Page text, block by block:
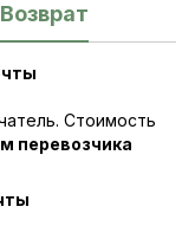
Возврат
Стоимость
перевозчика